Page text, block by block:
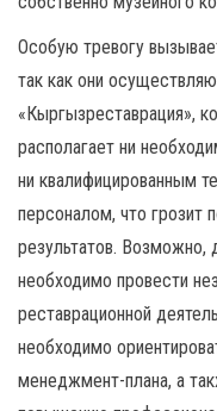
Особую тревогу
так как они
«Кыргызреставрация»,
располагает ни
ни квалифицированным
персоналом, что грозит
результатов. Возможно,
необходимо провести
реставрационной
необходимо
менеджмент-плана, а